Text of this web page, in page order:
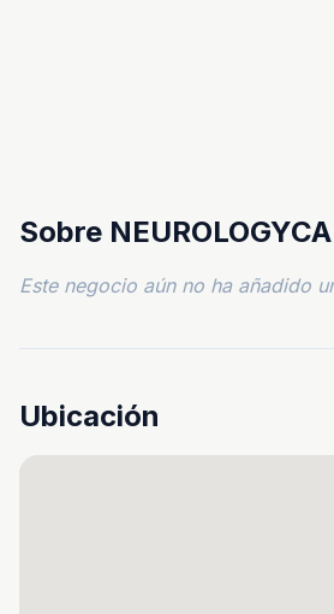
Sobre NEUROLOGYCA
Este negocio aún no ha añadido
Ubicación